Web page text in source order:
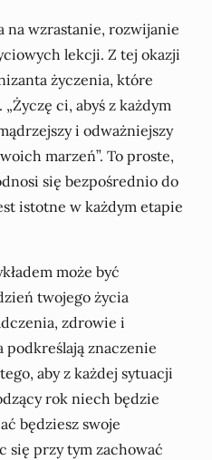
na wzrastanie, rozwijanie
lekcji. Z tej okazji
życzenia, które
ci, abyś z każdym
i odważniejszy
marzeń”. To proste,
się bezpośrednio do
istotne w każdym etapie
może być
twojego życia
zdrowie i
podkreślają znaczenie
aby z każdej sytuacji
rok niech będzie
będziesz swoje
się przy tym zachować